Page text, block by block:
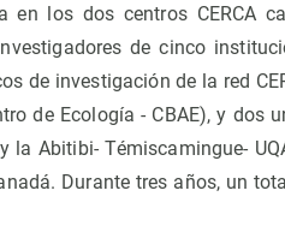
en los dos centros CERCA
de cinco
de investigación de la red
de Ecología - CBAE), y dos
la Abitibi- Témiscamingue-
Durante tres años, un